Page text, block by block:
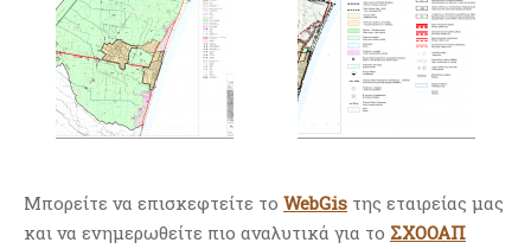
Μπορείτε να επισκεφτείτε το WebGis της εταιρείας μας
και να ενημερωθείτε πιο αναλυτικά για το ΣΧΟΟΑΠ